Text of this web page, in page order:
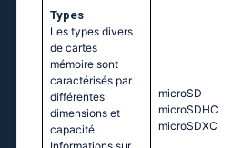
Types
Les types divers
de cartes
mémoire sont
caractérisés par
différentes
dimensions et
capacité.
microSD
microSDHC
microSDXC